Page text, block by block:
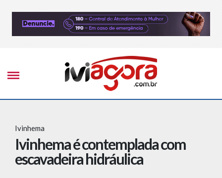
Ivinhema
Ivinhema é contemplada com
escavadeira hidráulica